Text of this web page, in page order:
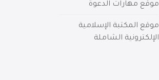
موقع مهارات الدعوة
موقع المكتبة الإسلامية
الإلكترونية الشاملة